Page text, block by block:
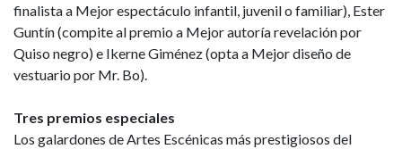
finalista a Mejor espectáculo infantil, juvenil o familiar), Ester
Guntín (compite al premio a Mejor autoría revelación por
Quiso negro) e Ikerne Giménez (opta a Mejor diseño de
vestuario por Mr. Bo).
Tres premios especiales
Los galardones de Artes Escénicas más prestigiosos del